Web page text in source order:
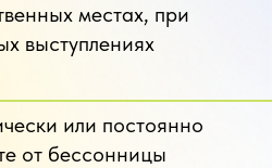
местах, при
выступлениях
или постоянно
от бессонницы